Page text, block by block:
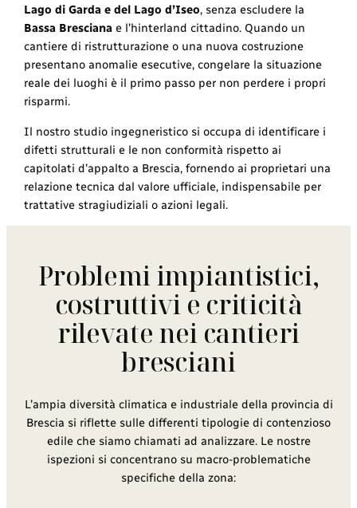
Lago di Garda e del Lago d’Iseo, senza escludere la
Bassa Bresciana e l’hinterland cittadino. Quando un
cantiere di ristrutturazione o una nuova costruzione
presentano anomalie esecutive, congelare la situazione
reale dei luoghi è il primo passo per non perdere i propri
risparmi.
Il nostro studio ingegneristico si occupa di identificare i
difetti strutturali e le non conformità rispetto ai
capitolati d’appalto a Brescia, fornendo ai proprietari una
relazione tecnica dal valore ufficiale, indispensabile per
trattative stragiudiziali o azioni legali.
Problemi impiantistici,
costruttivi e criticità
rilevate nei cantieri
bresciani
L’ampia diversità climatica e industriale della provincia di
Brescia si riflette sulle differenti tipologie di contenzioso
edile che siamo chiamati ad analizzare. Le nostre
ispezioni si concentrano su macro-problematiche
specifiche della zona: